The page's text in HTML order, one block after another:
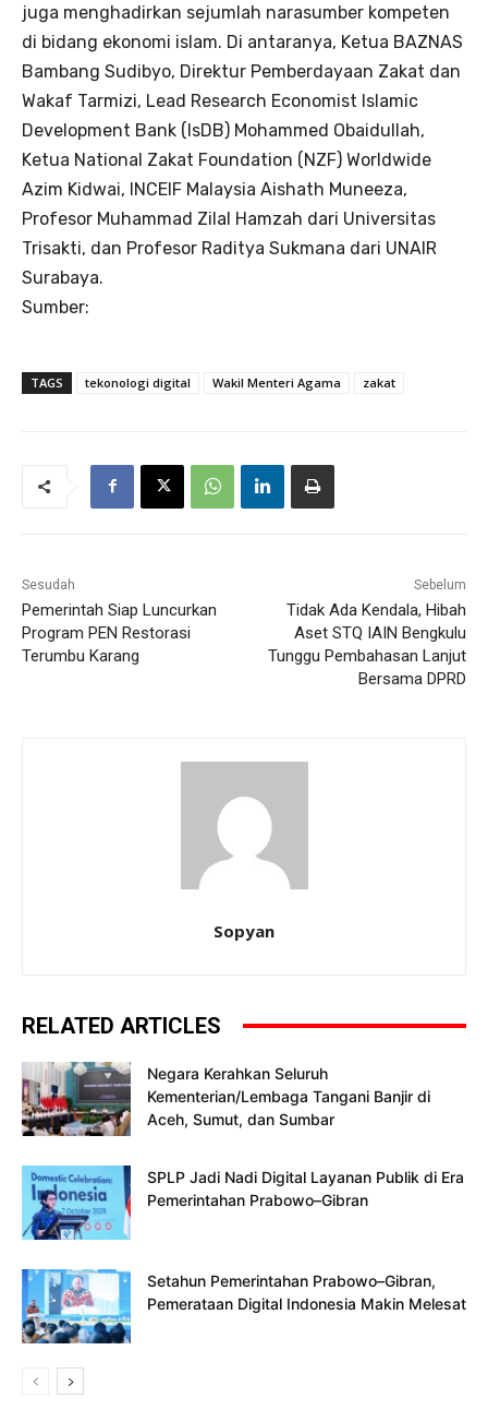
juga menghadirkan sejumlah narasumber kompeten
di bidang ekonomi islam. Di antaranya, Ketua BAZNAS
Bambang Sudibyo, Direktur Pemberdayaan Zakat dan
Wakaf Tarmizi, Lead Research Economist Islamic
Development Bank (IsDB) Mohammed Obaidullah,
Ketua National Zakat Foundation (NZF) Worldwide
Azim Kidwai, INCEIF Malaysia Aishath Muneeza,
Profesor Muhammad Zilal Hamzah dari Universitas
Trisakti, dan Profesor Raditya Sukmana dari UNAIR
Surabaya.
Sumber:
TAGS tekonologi digital Wakil Menteri Agama zakat
Sesudah
Pemerintah Siap Luncurkan
Program PEN Restorasi
Terumbu Karang
Sebelum
Tidak Ada Kendala, Hibah
Aset STQ IAIN Bengkulu
Tunggu Pembahasan Lanjut
Bersama DPRD
Sopyan
RELATED ARTICLES
Negara Kerahkan Seluruh
Kementerian/Lembaga Tangani Banjir di
Aceh, Sumut, dan Sumbar
SPLP Jadi Nadi Digital Layanan Publik di Era
Pemerintahan Prabowo–Gibran
Setahun Pemerintahan Prabowo–Gibran,
Pemerataan Digital Indonesia Makin Melesat